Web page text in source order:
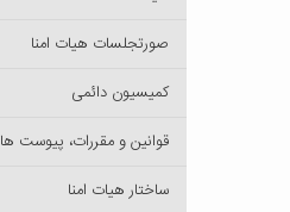
صورتجلسات هیات امنا
کمیسیون دائمی
قوانین و مقررات، پیوست ها
ساختار هیات امنا